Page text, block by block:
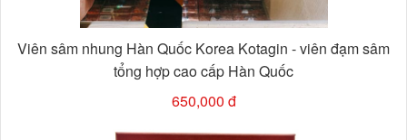
Viên sâm nhung Hàn Quốc Korea Kotagin - viên đạm sâm
tổng hợp cao cấp Hàn Quốc
650,000 đ